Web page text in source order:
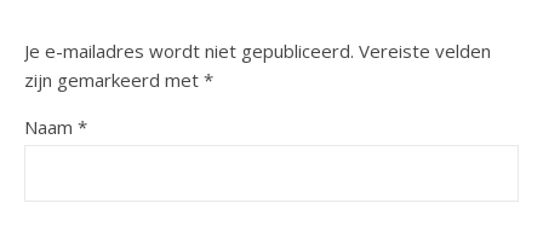
Je e-mailadres wordt niet gepubliceerd. Vereiste velden
zijn gemarkeerd met *
Naam *